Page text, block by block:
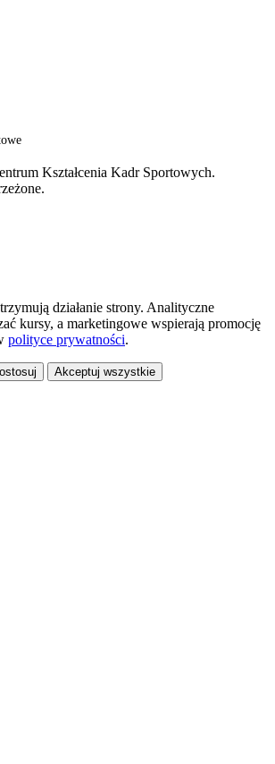
Kształcenia Kadr Sportowych.
działanie strony. Analityczne
kursy, a marketingowe wspierają promocję
polityce prywatności.
Akceptuj wszystkie